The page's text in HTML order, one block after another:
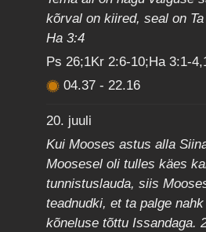
kõrval on kiired, seal on
Ha 3:4
Ps 26;1Kr 2:6-10;Ha 3:1-
04.37-22.16
20. juuli
Kui Mooses astus alla
Moosesel oli tulles käes
tunnistuslauda, siis
teadnudki, et ta palge
kõneluse tõttu Issandaga.